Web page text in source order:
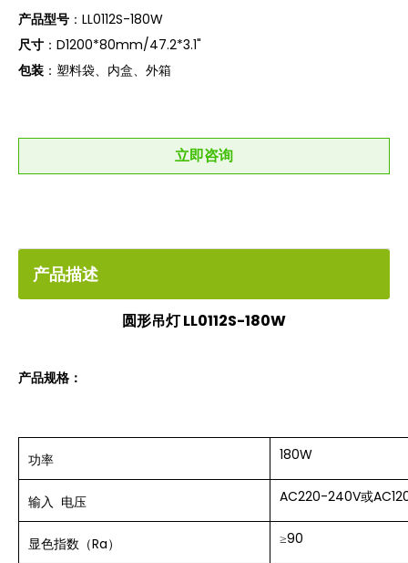
产品型号 ：LL0112S-180W
尺寸 ：D1200*80mm/47.2*3.1"
包装 ：塑料袋、内盒、外箱
立即咨询
产品描述
圆形吊灯LL0112S-180W
产品规格：
功率 180W
输入 电压 AC220-240V或
显色指数（Ra） ≥90